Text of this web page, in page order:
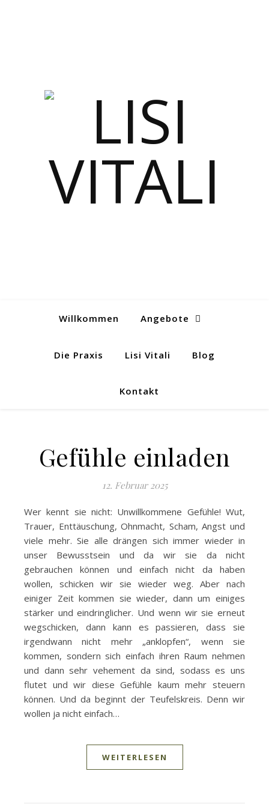
Willkommen Angebote
Die Praxis Lisi Vitali Blog
Kontakt
Gefühle einladen
12. Februar 2025
Wer kennt sie nicht: Unwillkommene Gefühle! Wut,
Trauer, Enttäuschung, Ohnmacht, Scham, Angst und
viele mehr. Sie alle drängen sich immer wieder in
unser Bewusstsein und da wir sie da nicht
gebrauchen können und einfach nicht da haben
wollen, schicken wir sie wieder weg. Aber nach
einiger Zeit kommen sie wieder, dann um einiges
stärker und eindringlicher. Und wenn wir sie erneut
wegschicken, dann kann es passieren, dass sie
irgendwann nicht mehr „anklopfen“, wenn sie
kommen, sondern sich einfach ihren Raum nehmen
und dann sehr vehement da sind, sodass es uns
flutet und wir diese Gefühle kaum mehr steuern
können. Und da beginnt der Teufelskreis. Denn wir
wollen ja nicht einfach…
WEITERLESEN